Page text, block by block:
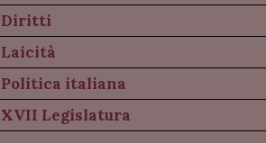
Diritti
Laicità
Politica italiana
XVII Legislatura